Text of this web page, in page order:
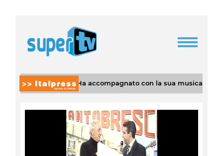
Guccini “Ha accompagnato con la sua musica intere